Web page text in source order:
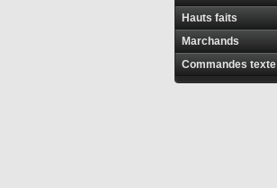
Hauts faits
Marchands
Commandes texte